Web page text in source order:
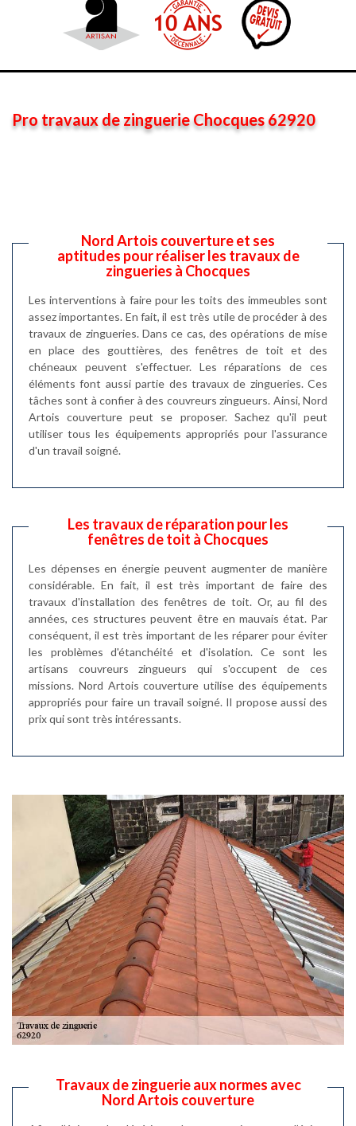
Pro travaux de zinguerie Chocques 62920
Nord Artois couverture et ses
aptitudes pour réaliser les travaux de
zingueries à Chocques
Les interventions à faire pour les toits des immeubles sont
assez importantes. En fait, il est très utile de procéder à des
travaux de zingueries. Dans ce cas, des opérations de mise
en place des gouttières, des fenêtres de toit et des
chéneaux peuvent s'effectuer. Les réparations de ces
éléments font aussi partie des travaux de zingueries. Ces
tâches sont à confier à des couvreurs zingueurs. Ainsi, Nord
Artois couverture peut se proposer. Sachez qu'il peut
utiliser tous les équipements appropriés pour l'assurance
d'un travail soigné.
Les travaux de réparation pour les
fenêtres de toit à Chocques
Les dépenses en énergie peuvent augmenter de manière
considérable. En fait, il est très important de faire des
travaux d'installation des fenêtres de toit. Or, au fil des
années, ces structures peuvent être en mauvais état. Par
conséquent, il est très important de les réparer pour éviter
les problèmes d'étanchéité et d'isolation. Ce sont les
artisans couvreurs zingueurs qui s'occupent de ces
missions. Nord Artois couverture utilise des équipements
appropriés pour faire un travail soigné. Il propose aussi des
prix qui sont très intéressants.
Travaux de zinguerie aux normes avec
Nord Artois couverture